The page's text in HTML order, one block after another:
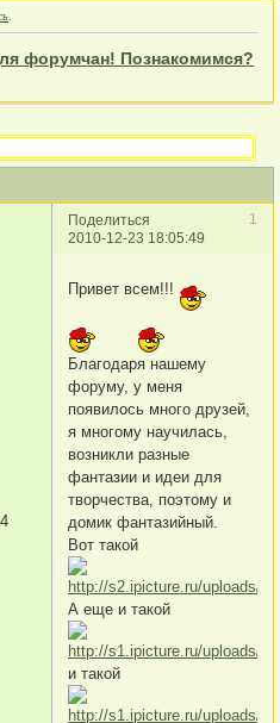
форумчан! Познакомимся?
Поделиться
1
2010-12-23 18:05:49
Привет всем!!!
Благодаря нашему
форуму, у меня
появилось много друзей,
я многому научилась,
возникли разные
фантазии и идеи для
творчества, поэтому и
домик фантазийный.
Вот такой
А еще и такой
и такой